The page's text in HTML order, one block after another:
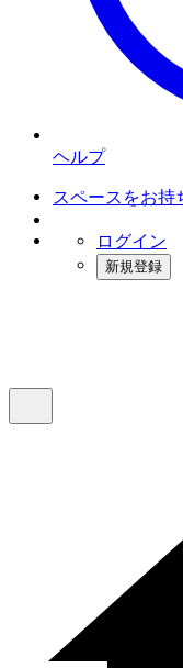
ヘルプ
スペースをお持
ログイン
新規登録